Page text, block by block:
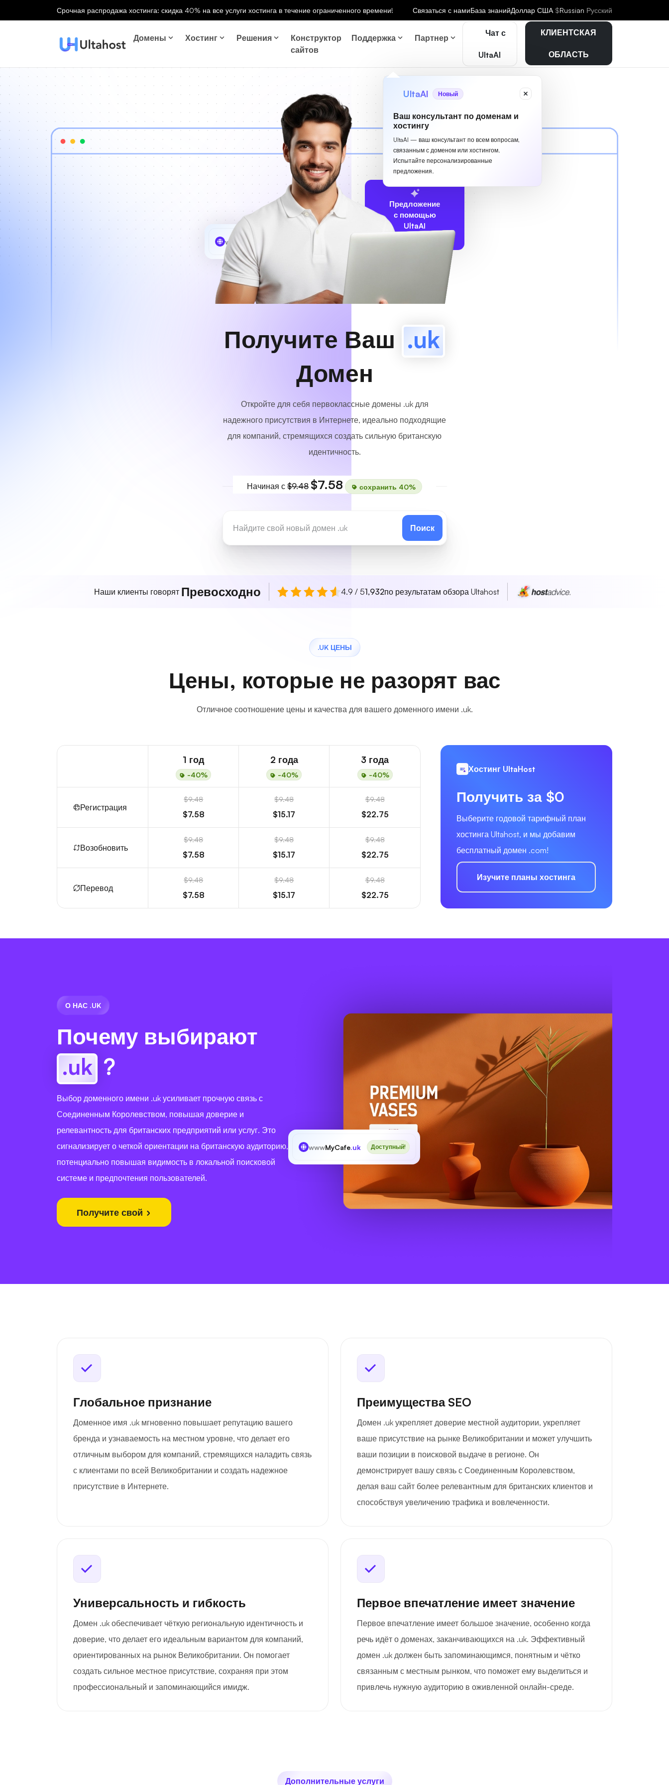
Срочная распродажа хостинга: скидка 40% на все услуги хостинга в течение ограниченного времени! Связаться с намиБаза знанийДоллар США $Russian Русский
Домены Хостинг Решения
Конструктор
сайтов
Поддержка Партнер Чат с
UltaAI
UltaAI Новый
Ваш консультант по доменам и
хостингу
UltaAI — ваш консультант по всем вопросам,
связанным с доменом или хостингом.
Испытайте персонализированные
предложения.
КЛИЕНТСКАЯ
ОБЛАСТЬ
Предложение
с помощью
UltaAI
www MyCafe
Получите Ваш .uk
Домен
Откройте для себя первоклассные домены .uk для
надежного присутствия в Интернете, идеально подходящие
для компаний, стремящихся создать сильную британскую
идентичность.
Начиная с $9.48 $7.58 сохранить 40%
Поиск
Наши клиенты говорят Превосходно 4.9 / 51,932по результатам обзора Ultahost
.UK ЦЕНЫ
Цены, которые не разорят вас
Отличное соотношение цены и качества для вашего доменного имени .uk.
1 год
-40%
2 года
-40%
3 года
-40%
Регистрация
$9.48
$7.58
$9.48
$15.17
$9.48
$22.75
Возобновить
$9.48
$7.58
$9.48
$15.17
$9.48
$22.75
Перевод
$9.48
$7.58
$9.48
$15.17
$9.48
$22.75
Хостинг UltaHost
Получить за $0
Выберите годовой тарифный план
хостинга Ultahost, и мы добавим
бесплатный домен .com!
Изучите планы хостинга
О НАС .UK
Почему выбирают
.uk ?
Выбор доменного имени .uk усиливает прочную связь с
Соединенным Королевством, повышая доверие и
релевантность для британских предприятий или услуг. Это
сигнализирует о четкой ориентации на британскую аудиторию,
потенциально повышая видимость в локальной поисковой
системе и предпочтения пользователей.
Получите свой
wwwMyCafe.uk Доступный!
Глобальное признание
Доменное имя .uk мгновенно повышает репутацию вашего
бренда и узнаваемость на местном уровне, что делает его
отличным выбором для компаний, стремящихся наладить связь
с клиентами по всей Великобритании и создать надежное
присутствие в Интернете.
Преимущества SEO
Домен .uk укрепляет доверие местной аудитории, укрепляет
ваше присутствие на рынке Великобритании и может улучшить
ваши позиции в поисковой выдаче в регионе. Он
демонстрирует вашу связь с Соединенным Королевством,
делая ваш сайт более релевантным для британских клиентов и
способствуя увеличению трафика и вовлеченности.
Универсальность и гибкость
Домен .uk обеспечивает чёткую региональную идентичность и
доверие, что делает его идеальным вариантом для компаний,
ориентированных на рынок Великобритании. Он помогает
создать сильное местное присутствие, сохраняя при этом
профессиональный и запоминающийся имидж.
Первое впечатление имеет значение
Первое впечатление имеет большое значение, особенно когда
речь идёт о доменах, заканчивающихся на .uk. Эффективный
домен .uk должен быть запоминающимся, понятным и чётко
связанным с местным рынком, что поможет ему выделиться и
привлечь нужную аудиторию в оживленной онлайн-среде.
Дополнительные услуги